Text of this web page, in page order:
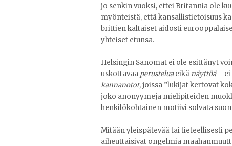
jo senkin vuoksi, ettei Britannia ole
myönteistä, että kansallistietoisuus
brittien kaltaiset aidosti
yhteiset etunsa.
Helsingin Sanomat ei ole esittänyt
uskottavaa perusteluaeikänäyttöä–
kannanotot, joissa ”lukijat kertovat
joko anonyymeja mielipiteiden
henkilökohtainen motiivi solvata
Mitään yleispätevää tai tieteellisesti
aiheuttaisivat ongelmia